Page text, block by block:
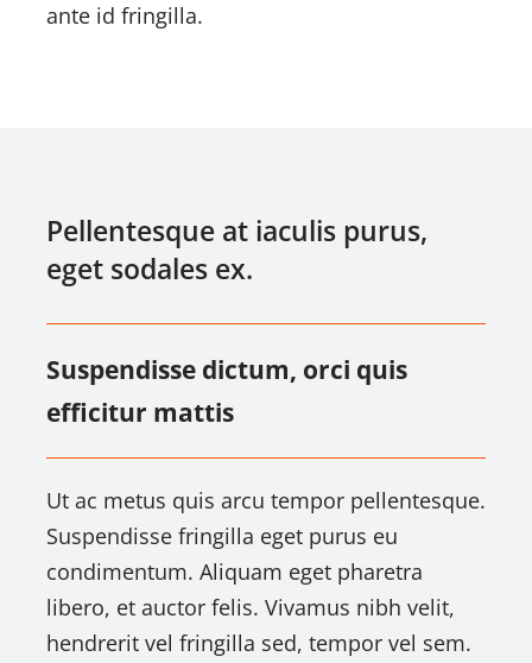
ante id fringilla.
Pellentesque at iaculis purus,
eget sodales ex.
Suspendisse dictum, orci quis
efficitur mattis
Ut ac metus quis arcu tempor pellentesque.
Suspendisse fringilla eget purus eu
condimentum. Aliquam eget pharetra
libero, et auctor felis. Vivamus nibh velit,
hendrerit vel fringilla sed, tempor vel sem.